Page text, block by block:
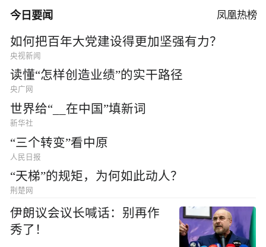
今日要闻 凤凰热榜
如何把百年大党建设得更加坚强有力？
央视新闻
读懂“怎样创造业绩”的实干路径
央广网
世界给“__在中国”填新词
新华社
“三个转变”看中原
人民日报
“天梯”的规矩，为何如此动人？
荆楚网
伊朗议会议长喊话：别再作
秀了！